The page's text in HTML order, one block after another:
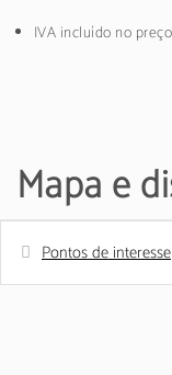
IVA incluído no
Mapa e
Pontos de interesse